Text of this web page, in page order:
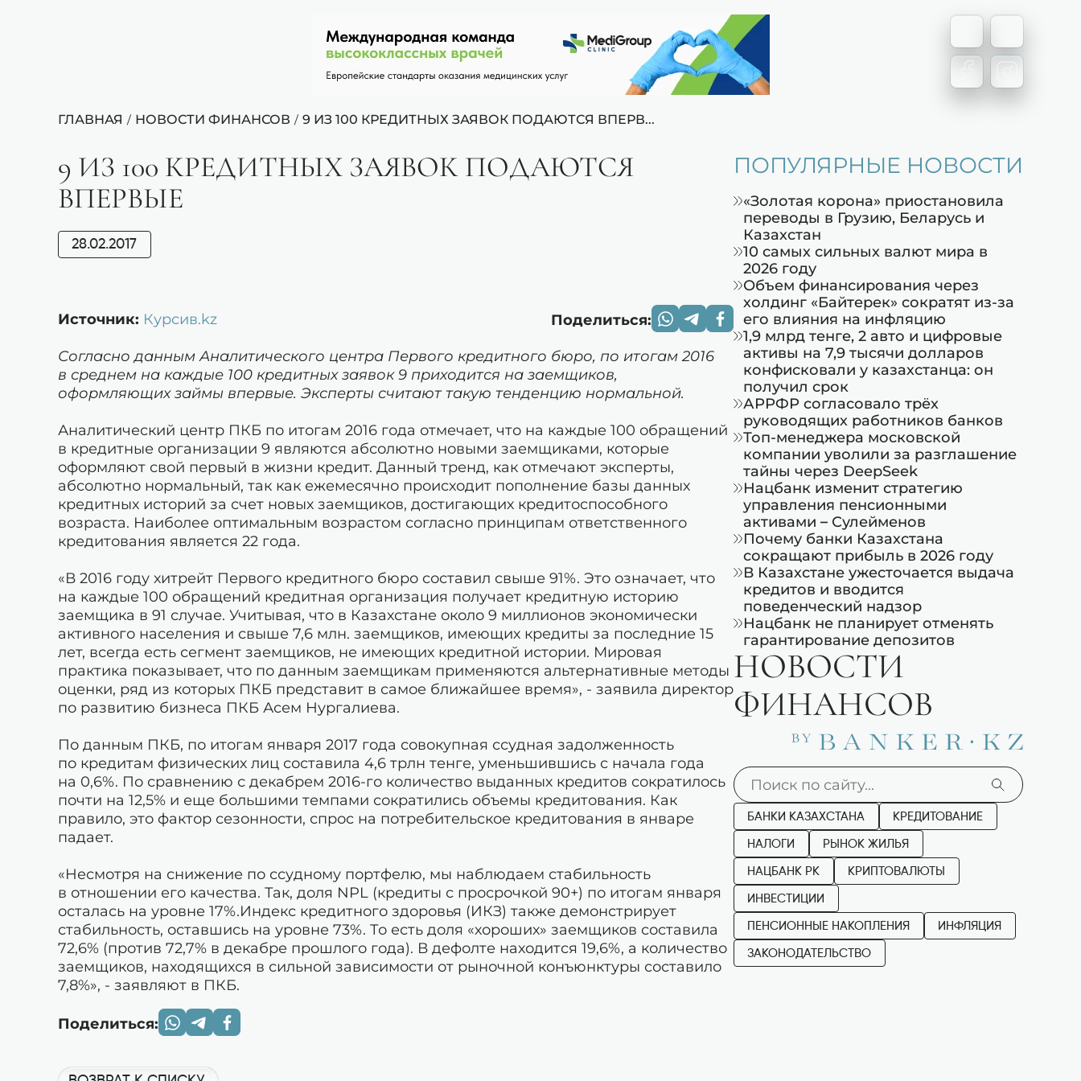
ГЛАВНАЯ / НОВОСТИ ФИНАНСОВ / 9 ИЗ 100 КРЕДИТНЫХ ЗАЯВОК ПОДАЮТСЯ ВПЕРВ...
9 ИЗ 100 КРЕДИТНЫХ ЗАЯВОК ПОДАЮТСЯ
ВПЕРВЫЕ
28.02.2017
Источник: Курсив.kz Поделиться:
Согласно данным Аналитического центра Первого кредитного бюро, по итогам 2016
в среднем на каждые 100 кредитных заявок 9 приходится на заемщиков,
оформляющих займы впервые. Эксперты считают такую тенденцию нормальной.
Аналитический центр ПКБ по итогам 2016 года отмечает, что на каждые 100 обращений
в кредитные организации 9 являются абсолютно новыми заемщиками, которые
оформляют свой первый в жизни кредит. Данный тренд, как отмечают эксперты,
абсолютно нормальный, так как ежемесячно происходит пополнение базы данных
кредитных историй за счет новых заемщиков, достигающих кредитоспособного
возраста. Наиболее оптимальным возрастом согласно принципам ответственного
кредитования является 22 года.
«В 2016 году хитрейт Первого кредитного бюро составил свыше 91%. Это означает, что
на каждые 100 обращений кредитная организация получает кредитную историю
заемщика в 91 случае. Учитывая, что в Казахстане около 9 миллионов экономически
активного населения и свыше 7,6 млн. заемщиков, имеющих кредиты за последние 15
лет, всегда есть сегмент заемщиков, не имеющих кредитной истории. Мировая
практика показывает, что по данным заемщикам применяются альтернативные методы
оценки, ряд из которых ПКБ представит в самое ближайшее время», - заявила директор
по развитию бизнеса ПКБ Асем Нургалиева.
По данным ПКБ, по итогам января 2017 года совокупная ссудная задолженность
по кредитам физических лиц составила 4,6 трлн тенге, уменьшившись с начала года
на 0,6%. По сравнению с декабрем 2016-го количество выданных кредитов сократилось
почти на 12,5% и еще большими темпами сократились объемы кредитования. Как
правило, это фактор сезонности, спрос на потребительское кредитования в январе
падает.
«Несмотря на снижение по ссудному портфелю, мы наблюдаем стабильность
в отношении его качества. Так, доля NPL (кредиты с просрочкой 90+) по итогам января
осталась на уровне 17%.Индекс кредитного здоровья (ИКЗ) также демонстрирует
стабильность, оставшись на уровне 73%. То есть доля «хороших» заемщиков составила
72,6% (против 72,7% в декабре прошлого года). В дефолте находится 19,6%, а количество
заемщиков, находящихся в сильной зависимости от рыночной конъюнктуры составило
7,8%», - заявляют в ПКБ.
Поделиться:
ПОПУЛЯРНЫЕ НОВОСТИ
«Золотая корона» приостановила
переводы в Грузию, Беларусь и
Казахстан
10 самых сильных валют мира в
2026 году
Объем финансирования через
холдинг «Байтерек» сократят из-за
его влияния на инфляцию
1,9 млрд тенге, 2 авто и цифровые
активы на 7,9 тысячи долларов
конфисковали у казахстанца: он
получил срок
АРРФР согласовало трёх
руководящих работников банков
Топ-менеджера московской
компании уволили за разглашение
тайны через DeepSeek
Нацбанк изменит стратегию
управления пенсионными
активами – Сулейменов
Почему банки Казахстана
сокращают прибыль в 2026 году
В Казахстане ужесточается выдача
кредитов и вводится
поведенческий надзор
Нацбанк не планирует отменять
гарантирование депозитов
НОВОСТИ
ФИНАНСОВ
БАНКИ КАЗАХСТАНА КРЕДИТОВАНИЕ
НАЛОГИ РЫНОК ЖИЛЬЯ
НАЦБАНК РК КРИПТОВАЛЮТЫ
ИНВЕСТИЦИИ
ПЕНСИОННЫЕ НАКОПЛЕНИЯ ИНФЛЯЦИЯ
ЗАКОНОДАТЕЛЬСТВО